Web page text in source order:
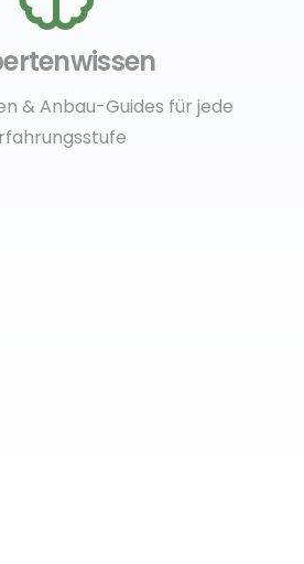
& Anbau-Guides für jede